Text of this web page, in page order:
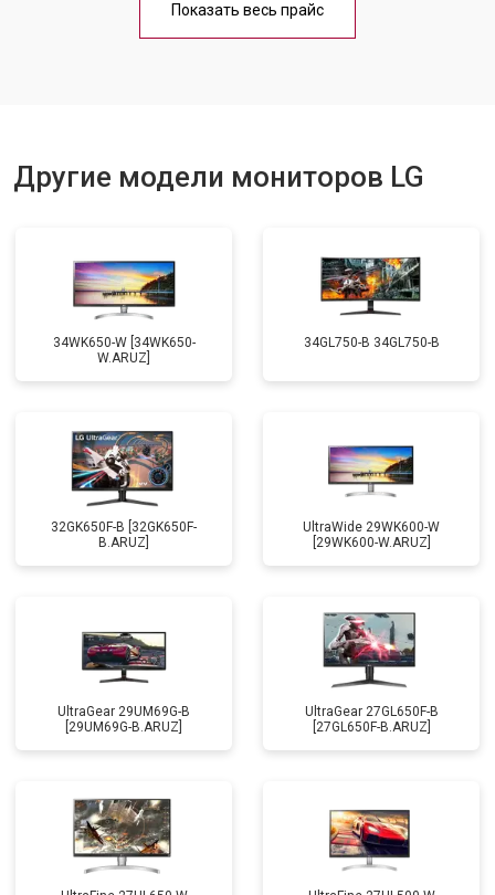
Показать весь прайс
Другие модели мониторов LG
34WK650-W [34WK650-
W.ARUZ]
34GL750-B 34GL750-B
32GK650F-B [32GK650F-
B.ARUZ]
UltraWide 29WK600-W
[29WK600-W.ARUZ]
UltraGear 29UM69G-B
[29UM69G-B.ARUZ]
UltraGear 27GL650F-B
[27GL650F-B.ARUZ]